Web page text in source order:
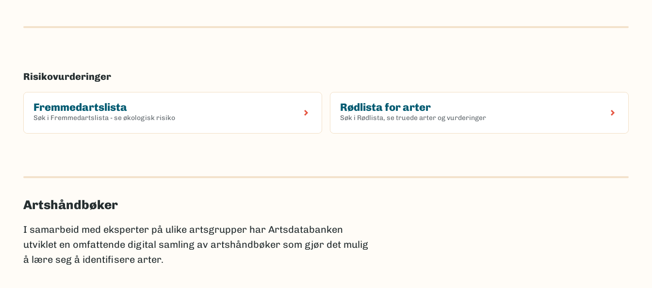
Risikovurderinger
Fremmedartslista
Søk i Fremmedartslista - se økologisk risiko
Rødlista for arter
Søk i Rødlista, se truede arter og vurderinger
Artshåndbøker
I samarbeid med eksperter på ulike artsgrupper har Artsdatabanken
utviklet en omfattende digital samling av artshåndbøker som gjør det mulig
å lære seg å identifisere arter.